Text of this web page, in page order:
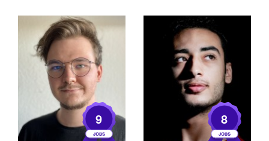
kommunika...
9 8